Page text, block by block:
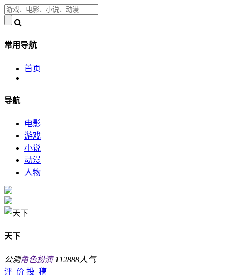
常用导航
首页
导航
电影
游戏
小说
动漫
人物
天下
公测角色扮演 112888人气
评 价 投 稿